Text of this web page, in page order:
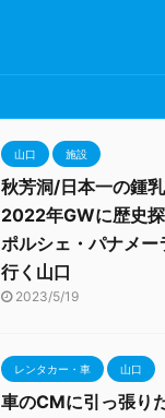
山口 施設
秋芳洞/日本一の鍾乳
2022年GWに歴史
ポルシェ・パナメー
行く山口
2023/5/19
レンタカー・車 山口
車のCMに引っ張り